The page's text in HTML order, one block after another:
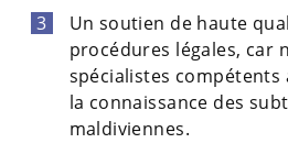
Un soutien de haute
procédures légales, car
spécialistes compétents
la connaissance des
maldiviennes.